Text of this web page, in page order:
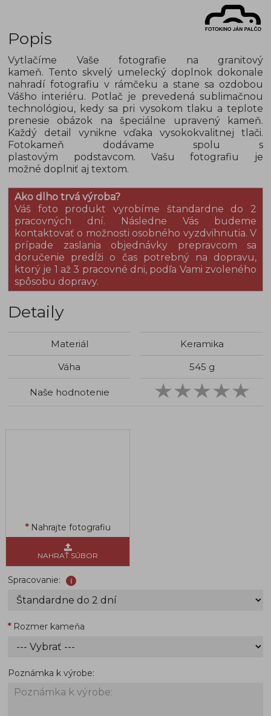
Popis
Vytlačíme Vaše fotografie na granitový
kameň. Tento skvelý umelecký doplnok dokonale
nahradí fotografiu v rámčeku a stane sa ozdobou
Vášho interiéru. Potlač je prevedená sublimačnou
technológiou, kedy sa pri vysokom tlaku a teplote
prenesie obázok na špeciálne upravený kameň.
Každý detail vynikne vďaka vysokokvalitnej tlači.
Fotokameň dodávame spolu s
plastovým podstavcom. Vašu fotografiu je
možné doplniť aj textom.
Ako dlho trvá výroba?
Váš foto produkt vyrobíme štandardne do 2
pracovných dní. Následne Vás budeme
kontaktovať o možnosti osobného vyzdvihnutia. V
prípade zaslania objednávky prepravcom sa
doručenie predĺži o čas potrebný na dopravu,
ktorý je 1 až 3 pracovné dni, podľa Vami zvoleného
spôsobu dopravy.
Detaily
Materiál
Keramika
Váha
545 g
Naše hodnotenie
Nahrajte fotografiu
NAHRAŤ SÚBOR
Spracovanie: i
Rozmer kameňa
Poznámka k výrobe: